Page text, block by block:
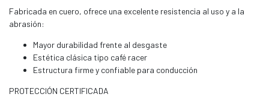
Fabricada en cuero, ofrece una excelente resistencia al uso y a la
abrasión:
Mayor durabilidad frente al desgaste
Estética clásica tipo café racer
Estructura firme y confiable para conducción
PROTECCIÓN CERTIFICADA